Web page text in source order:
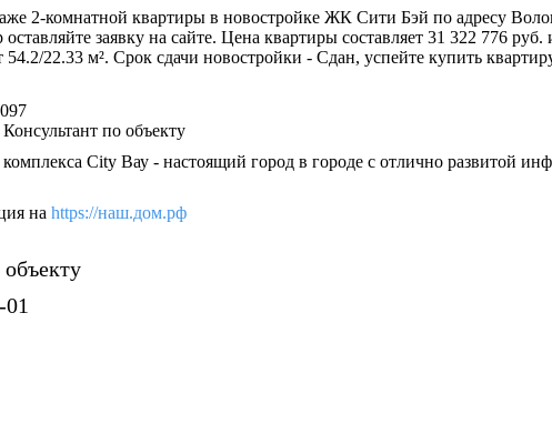
2-комнатной квартиры в новостройке ЖК Сити Бэй по адресу
заявку на сайте. Цена квартиры составляет 31 322 776
54.2/22.33 м². Срок сдачи новостройки - Сдан, успейте купить
по объекту
City Вау - настоящий город в городе с отлично развитой
на https://наш.дом.рф